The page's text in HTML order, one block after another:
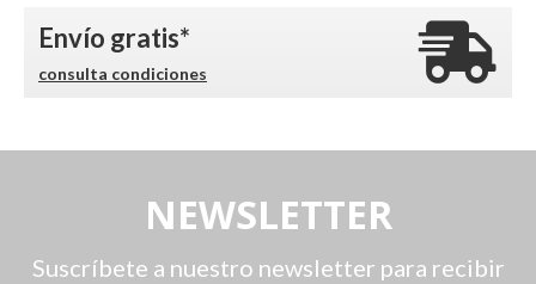
Envío gratis*
consulta condiciones
NEWSLETTER
Suscríbete a nuestro newsletter para recibir